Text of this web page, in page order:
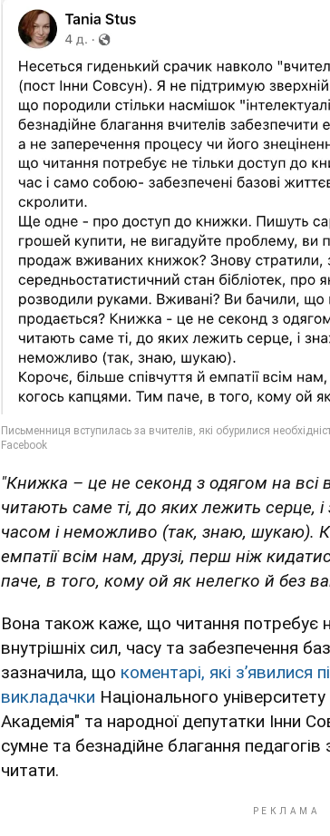
"Книжка – це не секонд з одягом на
читають саме ті, до яких лежить серце,
часом і неможливо (так, знаю, шукаю).
емпатії всім нам, друзі, перш ніж
паче, в того, кому ой як нелегко й без
Вона також каже, що читання потребує
внутрішніх сил, часу та забезпечення
зазначила, що коментарі, які зʼявилися
викладачки Національного
Академія" та народної депутатки Інни
сумне та безнадійне благання
читати.